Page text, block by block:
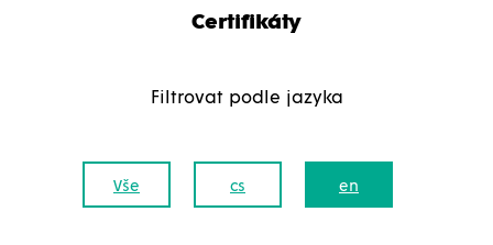
Certifikáty
Filtrovat podle jazyka
Vše cs en